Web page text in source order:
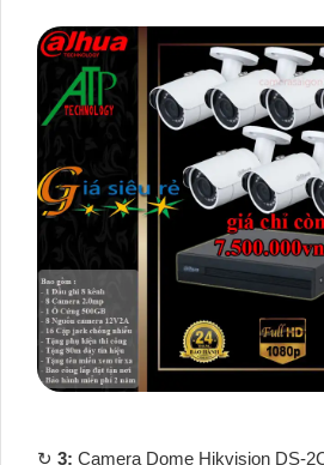
↻ 3: Camera Dome Hikvision DS-